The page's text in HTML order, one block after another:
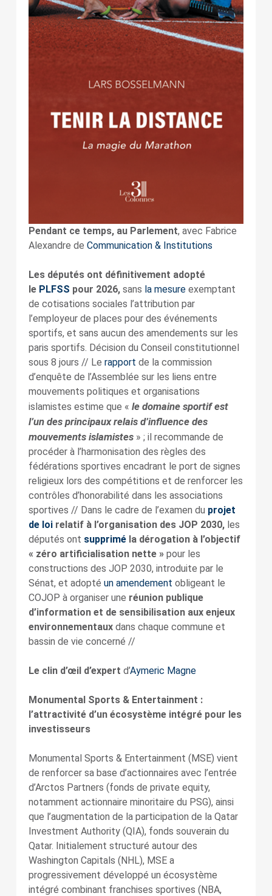
Pendant ce temps, au Parlement, avec Fabrice
Alexandre de Communication & Institutions
Les députés ont définitivement adopté
le PLFSS pour 2026, sans la mesureexemptant
de cotisations sociales l’attribution par
l’employeur de places pour des événements
sportifs, et sans aucun des amendements sur les
paris sportifs. Décision du Conseil constitutionnel
sous 8 jours // Le rapport de la commission
d’enquête de l’Assemblée sur les liens entre
mouvements politiques et organisations
islamistes estime que « le domaine sportif est
l’un des principaux relais d’influence des
mouvements islamistes» ; il recommande de
procéder à l’harmonisation des règles des
fédérations sportives encadrant le port de signes
religieux lors des compétitions et de renforcer les
contrôles d’honorabilité dans les associations
sportives // Dans le cadre de l’examen du projet
de loirelatif à l’organisation des JOP 2030,les
députés ont supprimé la dérogation à l’objectif
« zéro artificialisation nette » pour les
constructions des JOP 2030, introduite par le
Sénat, et adopté un amendement obligeant le
COJOP à organiser une réunion publique
d’information et de sensibilisation aux enjeux
environnementaux dans chaque commune et
bassin de vie concerné //
Le clin d’œil d’expert d’Aymeric Magne
Monumental Sports & Entertainment :
l’attractivité d’un écosystème intégré pour les
investisseurs
Monumental Sports & Entertainment (MSE) vient
de renforcer sa base d’actionnaires avec l’entrée
d’Arctos Partners (fonds de private equity,
notamment actionnaire minoritaire du PSG), ainsi
que l’augmentation de la participation de la Qatar
Investment Authority (QIA), fonds souverain du
Qatar. Initialement structuré autour des
Washington Capitals (NHL), MSE a
progressivement développé un écosystème
intégré combinant franchises sportives (NBA,